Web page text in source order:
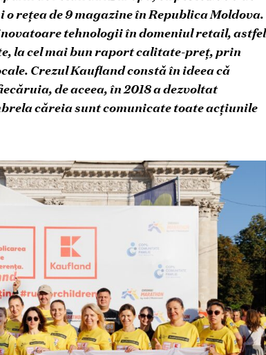
rețea de 9 magazine în Republica Moldova.
tehnologii în domeniul retail, astfel
la cel mai bun raport calitate-preț, prin
Crezul Kaufland constă în ideea că
de aceea, în 2018 a dezvoltat
căreia sunt comunicate toate acțiunile